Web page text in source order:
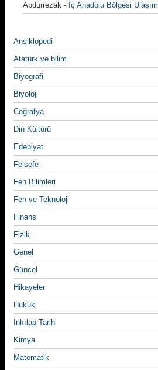
Abdurrezak - İç Anadolu Bölgesi Ulaşım
Ansiklopedi
Atatürk ve bilim
Biyografi
Biyoloji
Coğrafya
Din Kültürü
Edebiyat
Felsefe
Fen Bilimleri
Fen ve Teknoloji
Finans
Fizik
Genel
Güncel
Hikayeler
Hukuk
İnkılap Tarihi
Kimya
Matematik